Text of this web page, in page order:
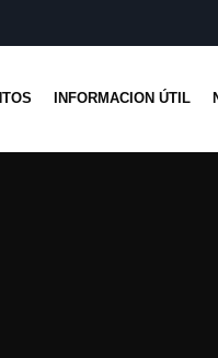
INFORMACION ÚTIL